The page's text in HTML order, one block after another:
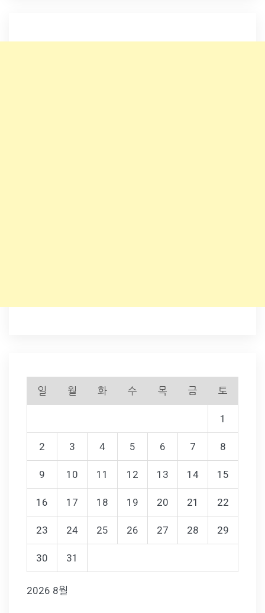
2026 8월
일 월 화 수 목 금 토
1
2 3 4 5 6 7 8
9 10 11 12 13 14 15
16 17 18 19 20 21 22
23 24 25 26 27 28 29
30 31